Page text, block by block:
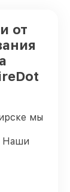
от
мы
Наши